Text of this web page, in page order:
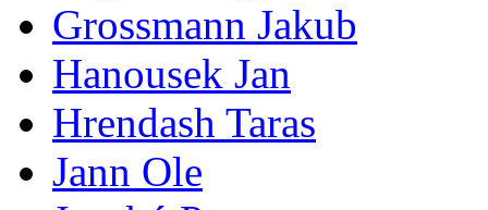
Grossmann Jakub
Hanousek Jan
Hrendash Taras
Jann Ole